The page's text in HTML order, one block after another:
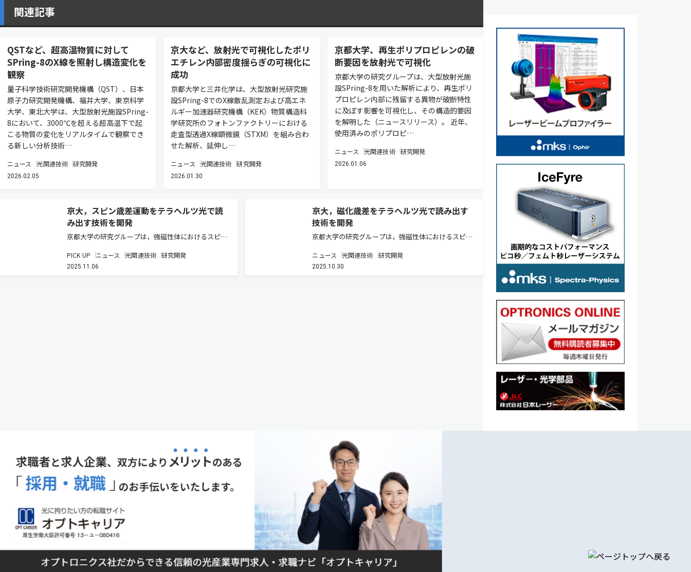
関連記事
QSTなど、超高温物質に対して
SPring-8のX線を照射し構造変化を
観察
量子科学技術研究開発機構（QST）、日本
原子力研究開発機構、福井大学、東京科学
大学、東北大学は、大型放射光施設SPring-
8において、3000℃を超える超高温下で起
こる物質の変化をリアルタイムで観察でき
る新しい分析技術…
ニュース 光関連技術 研究開発
2026.02.05
京大など、放射光で可視化したポリ
エチレン内部密度揺らぎの可視化に
成功
京都大学と三井化学は、大型放射光研究施
設SPring-8でのX線散乱測定および高エネ
ルギー加速器研究機構（KEK）物質構造科
学研究所のフォトンファクトリーにおける
走査型透過X線顕微鏡（STXM）を組み合わ
せた解析、延伸し…
ニュース 光関連技術 研究開発
2026.01.30
京都大学、再生ポリプロピレンの破
断要因を放射光で可視化
京都大学の研究グループは、大型放射光施
設SPring-8を用いた解析により、再生ポリ
プロピレン内部に残留する異物が破断特性
に及ぼす影響を可視化し、その構造的要因
を解明した（ニュースリリース）。 近年、
使用済みのポリプロピ…
ニュース 光関連技術 研究開発
2026.01.06
京大，スピン歳差運動をテラヘルツ光で読
み出す技術を開発
京都大学の研究グループは，強磁性体におけるスピン
偏光回転として直接読み出すことに成功した（ニュー
スリリース）。 近年，情報処理技術の高速化と省電力
PICK UP ニュース 光関連技術 研究開発
2025.11.06
京大，磁化歳差をテラヘルツ光で読み出す
技術を開発
京都大学の研究グループは，強磁性体におけるスピン
偏光回転として直接読み出すことに成功した（ニュー
スリリース）。 従来，磁化の超高速ダイナミクスの検
ニュース 光関連技術 研究開発
2025.10.30